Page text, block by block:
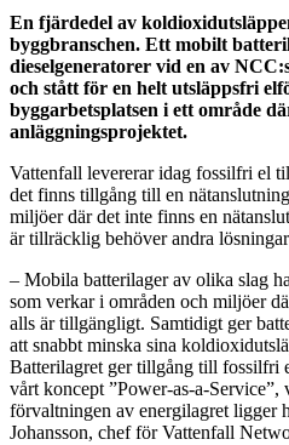
En fjärdedel av
byggbranschen. Ett mobilt
dieselgeneratorer vid en av
och stått för en helt utsläppsfri
byggarbetsplatsen i ett område
anläggningsprojektet.
Vattenfall levererar idag fossilfri el
det finns tillgång till en
miljöer där det inte finns en
är tillräcklig behöver andra
– Mobila batterilager av olika slag
som verkar i områden och miljöer
alls är tillgängligt. Samtidigt ger
att snabbt minska sina
Batterilagret ger tillgång till fossilfri
vårt koncept ”Power-as-a-Service”,
förvaltningen av energilagret ligger
Johansson, chef för Vattenfall